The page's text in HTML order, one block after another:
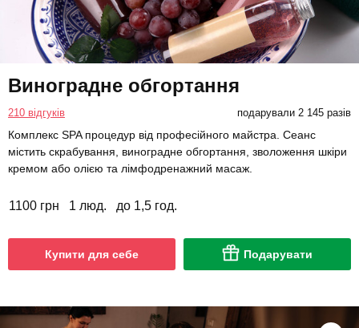
Виноградне обгортання
210 відгуків подарували 2 145 разів
Комплекс SPA процедур від професійного майстра. Сеанс
містить скрабування, виноградне обгортання, зволоження шкіри
кремом або олією та лімфодренажний масаж.
1100 грн 1 люд. до 1,5 год.
Купити для себе Подарувати